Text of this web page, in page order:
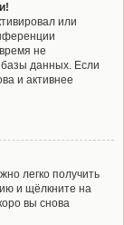
или
не
данных. Если
и активнее
легко получить
и щёлкните на
вы снова